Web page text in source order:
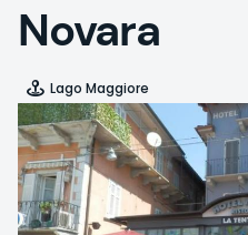
Novara
Lago Maggiore